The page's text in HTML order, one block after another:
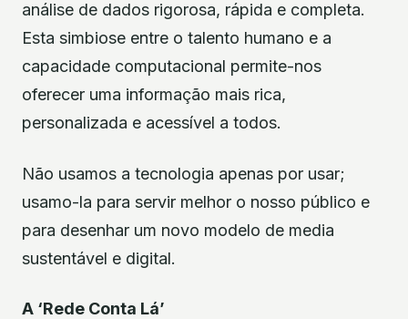
análise de dados rigorosa, rápida e completa.
Esta simbiose entre o talento humano e a
capacidade computacional permite-nos
oferecer uma informação mais rica,
personalizada e acessível a todos.
Não usamos a tecnologia apenas por usar;
usamo-la para servir melhor o nosso público e
para desenhar um novo modelo de media
sustentável e digital.
A ‘Rede Conta Lá’